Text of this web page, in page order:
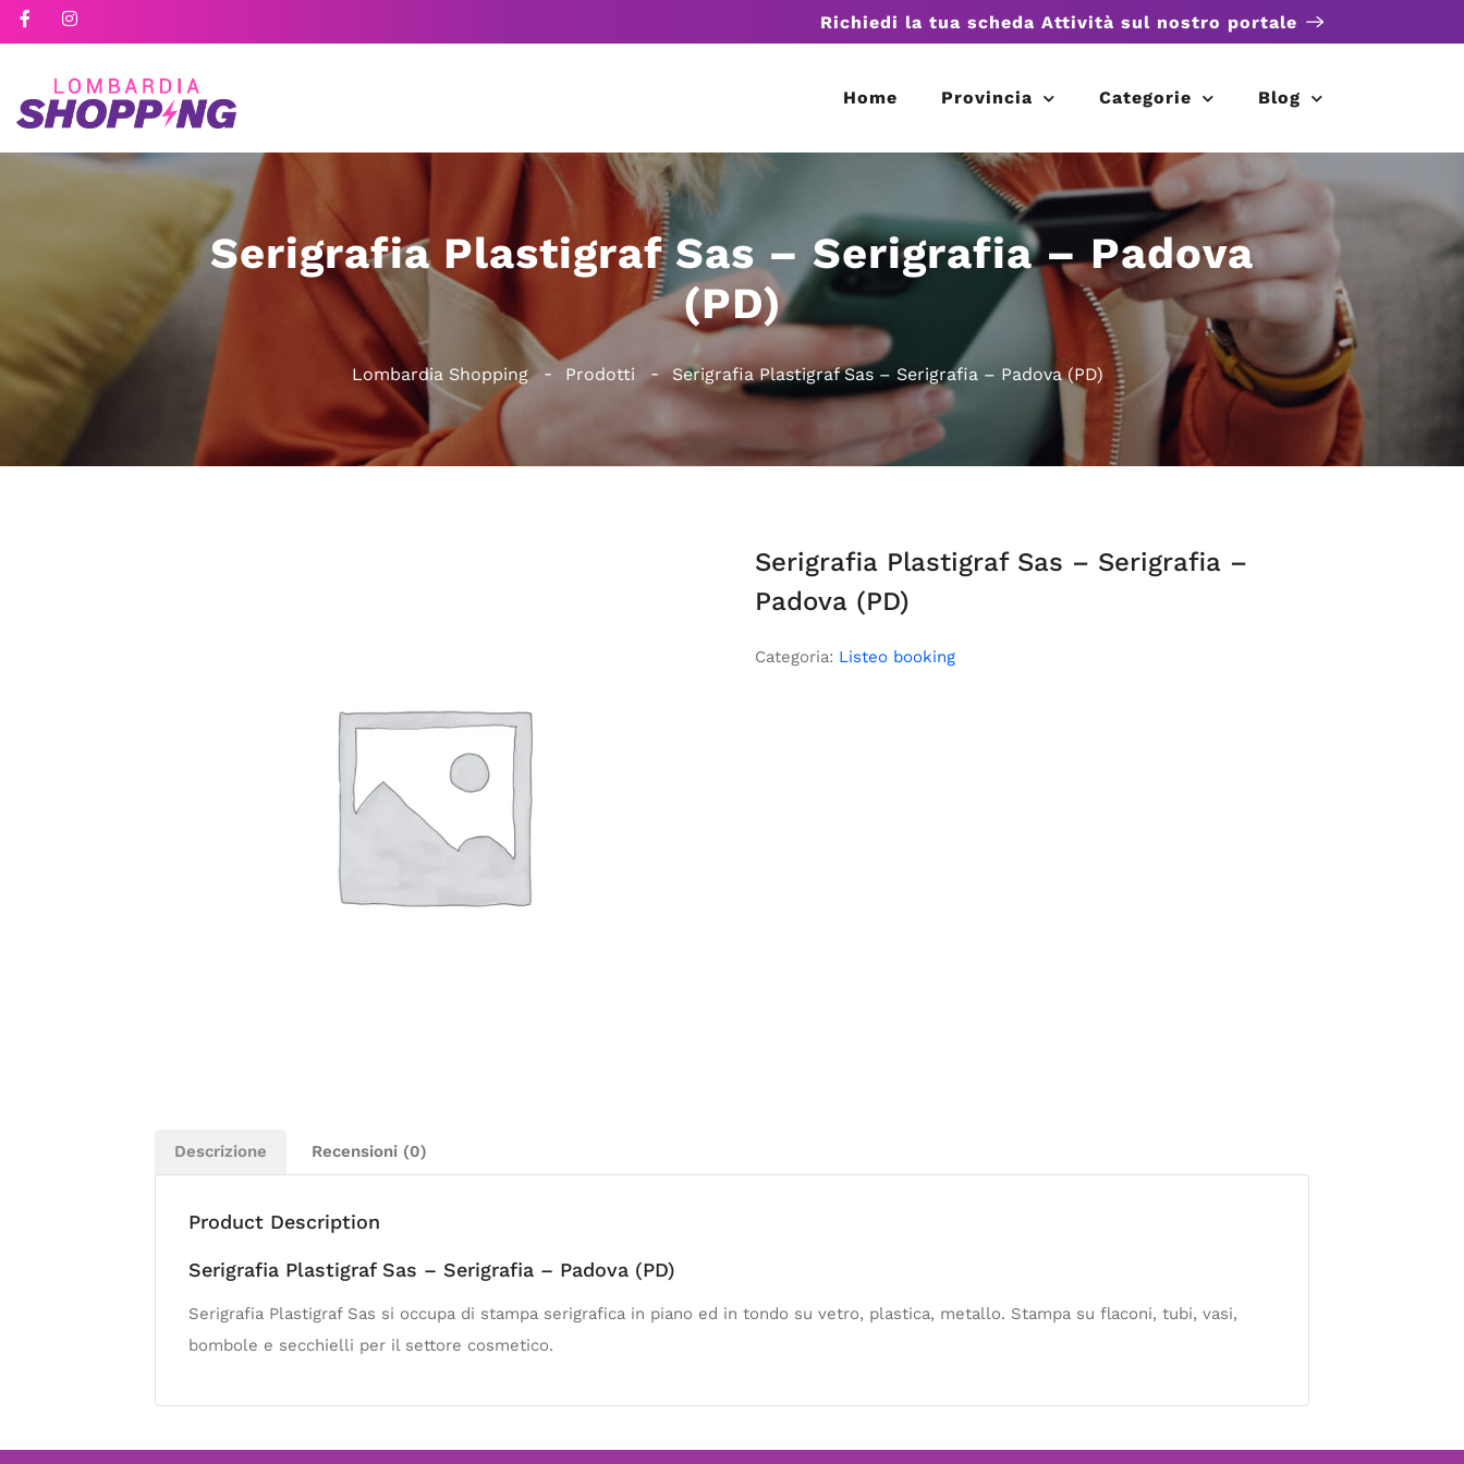
Richiedi la tua scheda Attività sul nostro portale
Home Provincia Categorie Blog
Serigrafia Plastigraf Sas – Serigrafia – Padova
(PD)
Lombardia Shopping Prodotti Serigrafia Plastigraf Sas – Serigrafia – Padova (PD)
Serigrafia Plastigraf Sas – Serigrafia –
Padova (PD)
Categoria: Listeo booking
Descrizione Recensioni (0)
Product Description
Serigrafia Plastigraf Sas – Serigrafia – Padova (PD)
Serigrafia Plastigraf Sas si occupa di stampa serigrafica in piano ed in tondo su vetro, plastica, metallo. Stampa su flaconi, tubi, vasi,
bombole e secchielli per il settore cosmetico.